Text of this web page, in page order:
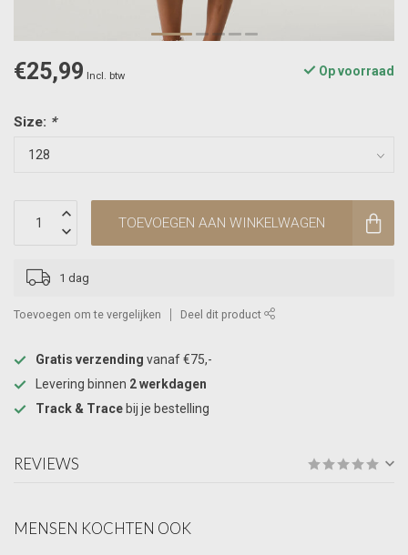
€25,99 Incl. btw Op voorraad
Size: *
TOEVOEGEN AAN WINKELWAGEN
1 dag
Toevoegen om te vergelijken Deel dit product
Gratis verzending vanaf €75,-
Levering binnen 2 werkdagen
Track & Trace bij je bestelling
REVIEWS
MENSEN KOCHTEN OOK